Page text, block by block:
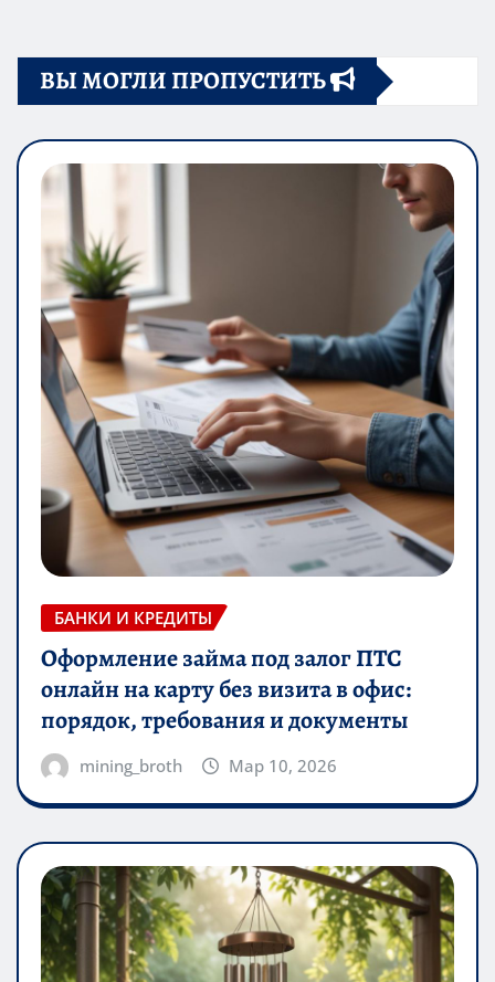
ВЫ МОГЛИ ПРОПУСТИТЬ
БАНКИ И КРЕДИТЫ
Оформление займа под залог ПТС
онлайн на карту без визита в офис:
порядок, требования и документы
mining_broth Мар 10, 2026